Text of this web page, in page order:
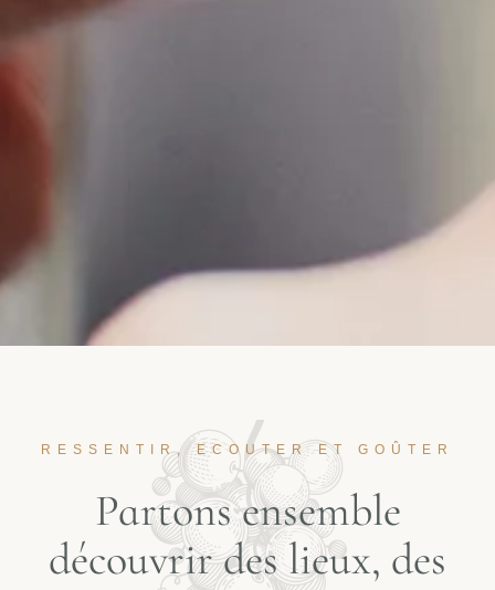
RESSENTIR, ECOUTER ET GOÛTER
Partons ensemble
découvrir des lieux, des